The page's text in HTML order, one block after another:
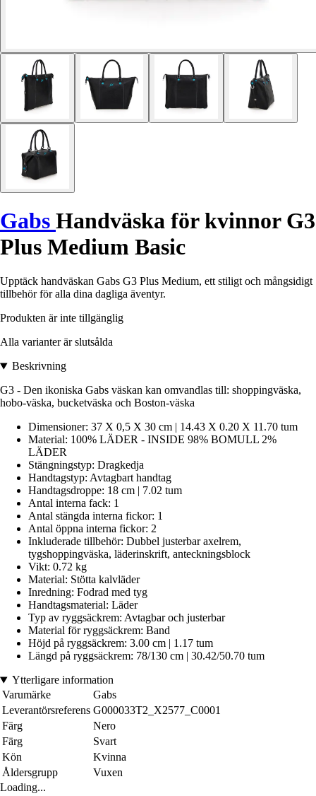
Gabs Handväska för kvinnor G3
Plus Medium Basic
Upptäck handväskan Gabs G3 Plus Medium, ett stiligt och mångsidigt
tillbehör för alla dina dagliga äventyr.
Produkten är inte tillgänglig
Alla varianter är slutsålda
Beskrivning
G3 - Den ikoniska Gabs väskan kan omvandlas till: shoppingväska,
hobo-väska, bucketväska och Boston-väska
Dimensioner: 37 X 0,5 X 30 cm | 14.43 X 0.20 X 11.70 tum
Material: 100% LÄDER - INSIDE 98% BOMULL 2%
LÄDER
Stängningstyp: Dragkedja
Handtagstyp: Avtagbart handtag
Handtagsdroppe: 18 cm | 7.02 tum
Antal interna fack: 1
Antal stängda interna fickor: 1
Antal öppna interna fickor: 2
Inkluderade tillbehör: Dubbel justerbar axelrem,
tygshoppingväska, läderinskrift, anteckningsblock
Vikt: 0.72 kg
Material: Stötta kalvläder
Inredning: Fodrad med tyg
Handtagsmaterial: Läder
Typ av ryggsäckrem: Avtagbar och justerbar
Material för ryggsäckrem: Band
Höjd på ryggsäckrem: 3.00 cm | 1.17 tum
Längd på ryggsäckrem: 78/130 cm | 30.42/50.70 tum
Ytterligare information
Varumärke
Gabs
Leverantörsreferens G000033T2_X2577_C0001
Färg
Nero
Färg
Svart
Kön
Kvinna
Åldersgrupp
Vuxen
Loading...